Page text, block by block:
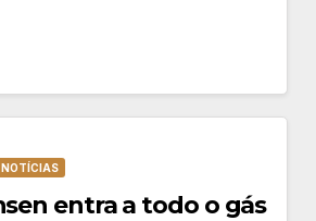
NOTÍCIAS
entra a todo o gás